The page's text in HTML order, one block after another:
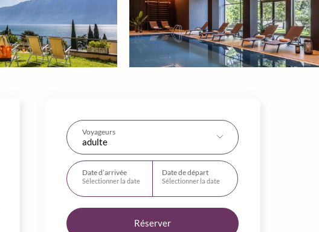
Voyageurs
adulte
Date d’arrivée
Sélectionner la date
Date de départ
Sélectionner la date
Réserver